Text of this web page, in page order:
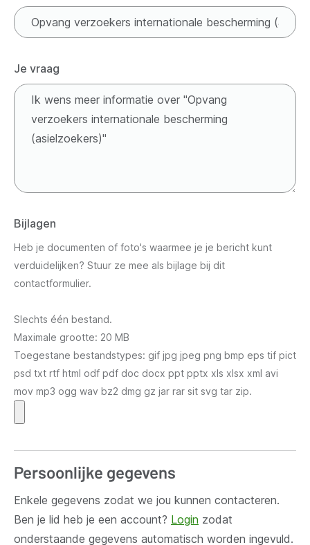
Je vraag
Bijlagen
Heb je documenten of foto's waarmee je je bericht kunt
verduidelijken? Stuur ze mee als bijlage bij dit
contactformulier.
Slechts één bestand.
Maximale grootte: 20 MB
Toegestane bestandstypes: gif jpg jpeg png bmp eps tif pict
psd txt rtf html odf pdf doc docx ppt pptx xls xlsx xml avi
mov mp3 ogg wav bz2 dmg gz jar rar sit svg tar zip.
Persoonlijke gegevens
Enkele gegevens zodat we jou kunnen contacteren.
Ben je lid heb je een account? Login zodat
onderstaande gegevens automatisch worden ingevuld.